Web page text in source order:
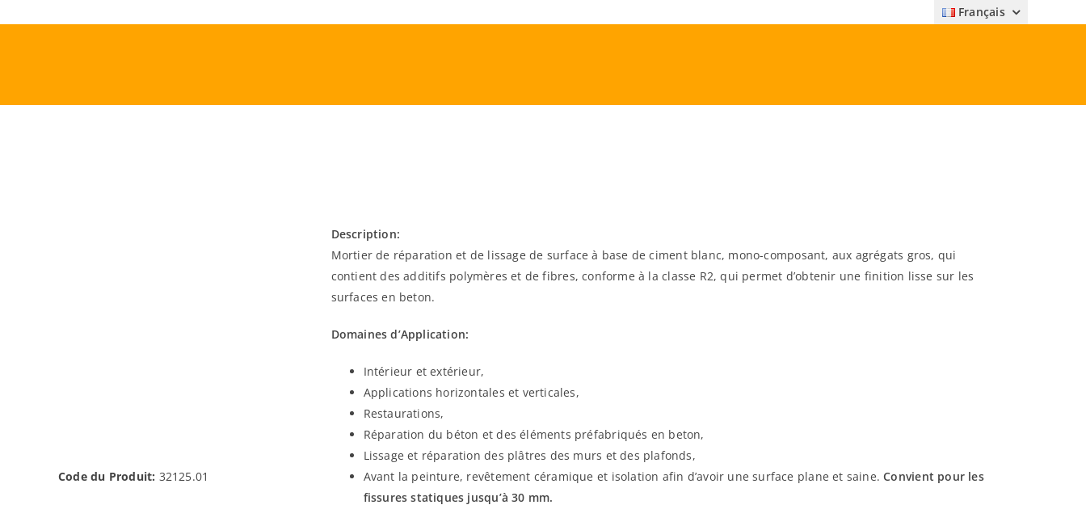
Français
Code du Produit: 32125.01
Description:
Mortier de réparation et de lissage de surface à base de ciment blanc, mono-composant, aux agrégats gros, qui
contient des additifs polymères et de fibres, conforme à la classe R2, qui permet d’obtenir une finition lisse sur les
surfaces en beton.
Domaines d’Application:
Intérieur et extérieur,
Applications horizontales et verticales,
Restaurations,
Réparation du béton et des éléments préfabriqués en beton,
Lissage et réparation des plâtres des murs et des plafonds,
Avant la peinture, revêtement céramique et isolation afin d’avoir une surface plane et saine.Convient pour les
fissures statiques jusqu’à 30 mm.